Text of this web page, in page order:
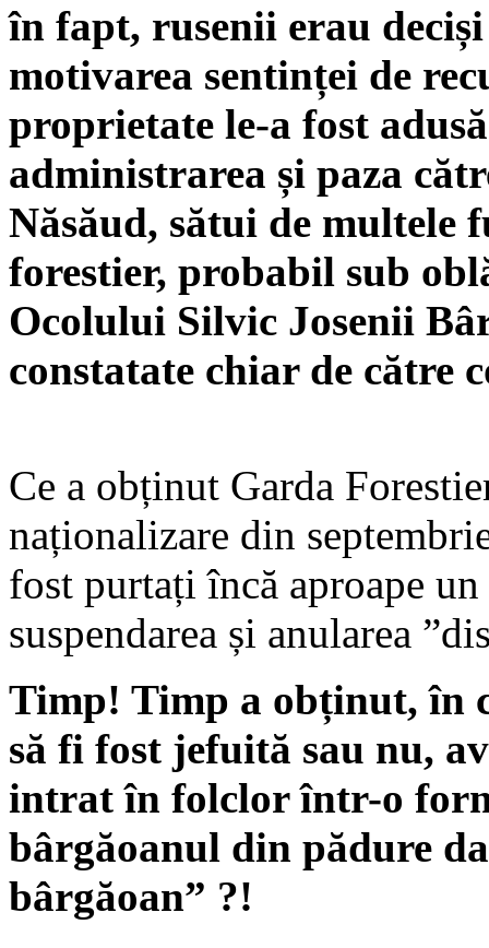
în fapt, rusenii erau
motivarea sentinței de
proprietate le-a fost
administrarea și paza
Năsăud, sătui de multele
forestier, probabil sub
Ocolului Silvic Josenii
constatate chiar de către
Ce a obținut Garda
naționalizare din
fost purtați încă aproape
suspendarea și anularea
Timp! Timp a obținut, în
să fi fost jefuită sau nu,
intrat în folclor într-o
bârgăoanul din pădure
bârgăoan” ?!